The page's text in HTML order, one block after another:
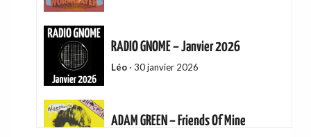
RADIO GNOME – Janvier 2026
Léo· 30 janvier 2026
ADAM GREEN – Friends Of Mine